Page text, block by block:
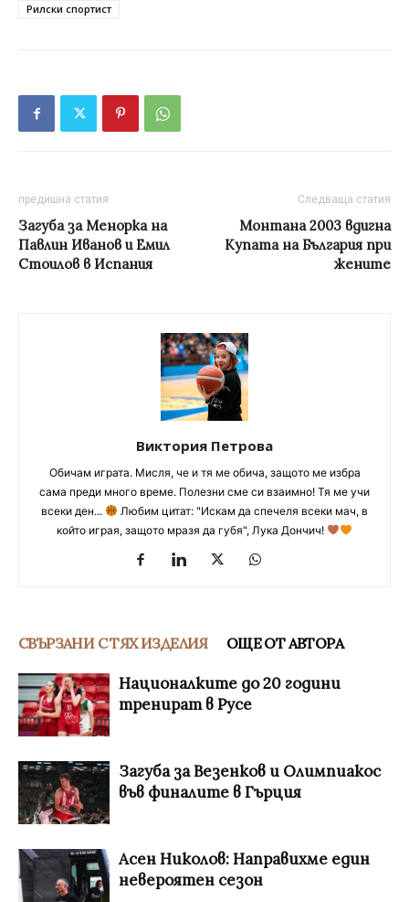
Рилски спортист
предишна статия
Загуба за Менорка на
Павлин Иванов и Емил
Стоилов в Испания
Следваща статия
Монтана 2003 вдигна
Купата на България при
жените
Виктория Петрова
Обичам играта. Мисля, че и тя ме обича, защото ме избра
сама преди много време. Полезни сме си взаимно! Тя ме учи
всеки ден...
Любим цитат: "Искам да спечеля всеки мач, в
който играя, защото мразя да губя", Лука Дончич!
СВЪРЗАНИ С ТЯХ ИЗДЕЛИЯ ОЩЕ ОТ АВТОРА
Националките до 20 години
тренират в Русе
Загуба за Везенков и Олимпиакос
във финалите в Гърция
Асен Николов: Направихме един
невероятен сезон